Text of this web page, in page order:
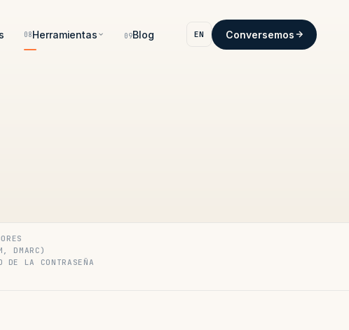
08Herramientas 09Blog EN Conversemos
DMARC)
DE LA CONTRASEÑA